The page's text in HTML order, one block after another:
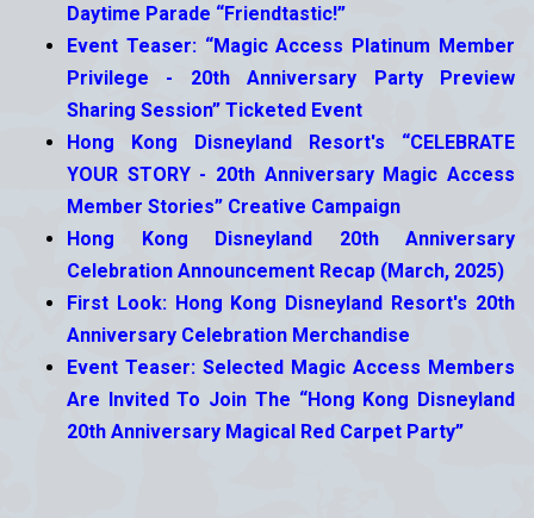
Daytime Parade “Friendtastic!”
Event Teaser: “Magic Access Platinum Member
Privilege - 20th Anniversary Party Preview
Sharing Session” Ticketed Event
Hong Kong Disneyland Resort's “CELEBRATE
YOUR STORY - 20th Anniversary Magic Access
Member Stories” Creative Campaign
Hong Kong Disneyland 20th Anniversary
Celebration Announcement Recap (March, 2025)
First Look: Hong Kong Disneyland Resort's 20th
Anniversary Celebration Merchandise
Event Teaser: Selected Magic Access Members
Are Invited To Join The “Hong Kong Disneyland
20th Anniversary Magical Red Carpet Party”